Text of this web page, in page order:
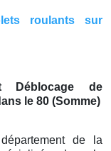
roulants sur
Déblocage de
le 80 (Somme)
de la